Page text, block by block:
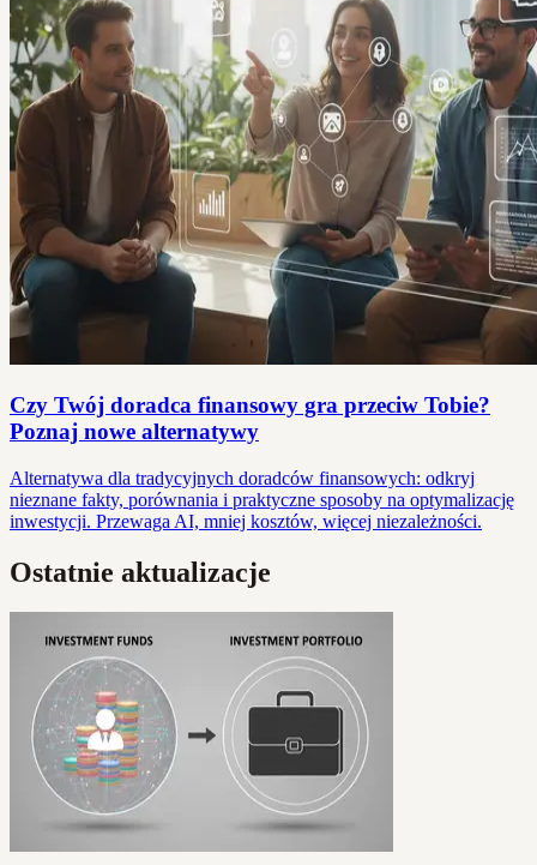
Czy Twój doradca finansowy gra przeciw Tobie?
Poznaj nowe alternatywy
Alternatywa dla tradycyjnych doradców finansowych: odkryj
nieznane fakty, porównania i praktyczne sposoby na optymalizację
inwestycji. Przewaga AI, mniej kosztów, więcej niezależności.
Ostatnie aktualizacje